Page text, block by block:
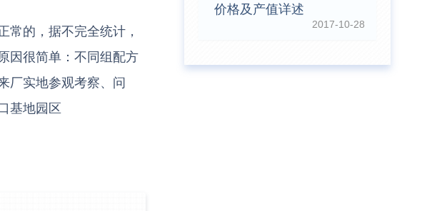
常的，据不完全统计，
因很简单：不同组配方
厂实地参观考察、问
基地园区
价格及产值详述
2017-10-28
3分钟前 王先生留言：水泥厂熟料能破碎吗？推荐用什么机器？
6分钟前